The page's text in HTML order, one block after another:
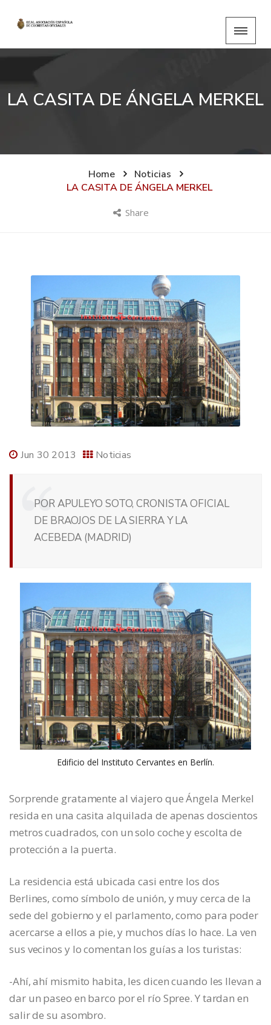
LA CASITA DE ÁNGELA MERKEL
Home
Noticias
LA CASITA DE ÁNGELA MERKEL
Share
Jun 30 2013 Noticias
POR APULEYO SOTO, CRONISTA OFICIAL
DE BRAOJOS DE LA SIERRA Y LA
ACEBEDA (MADRID)
Edificio del Instituto Cervantes en Berlín.
Sorprende gratamente al viajero que Ángela Merkel
resida en una casita alquilada de apenas doscientos
metros cuadrados, con un solo coche y escolta de
protección a la puerta.
La residencia está ubicada casi entre los dos
Berlines, como símbolo de unión, y muy cerca de la
sede del gobierno y el parlamento, como para poder
acercarse a ellos a pie, y muchos días lo hace. La ven
sus vecinos y lo comentan los guías a los turistas:
-Ahí, ahí mismito habita, les dicen cuando les llevan a
dar un paseo en barco por el río Spree. Y tardan en
salir de su asombro.